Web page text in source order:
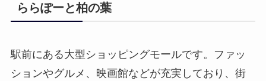
ららぽーと柏の葉
駅前にある大型ショッピングモールです。ファッ
ションやグルメ、映画館などが充実しており、街